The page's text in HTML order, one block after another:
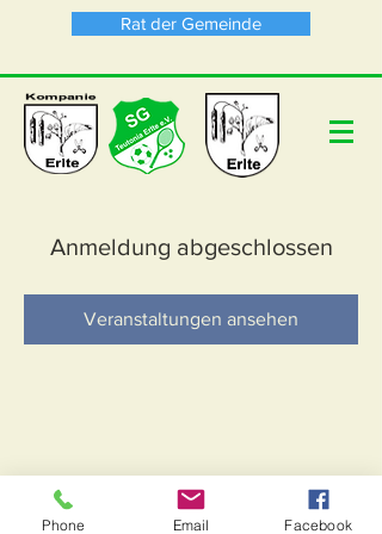
Rat der Gemeinde
Anmeldung abgeschlossen
Veranstaltungen ansehen
Phone Email Facebook